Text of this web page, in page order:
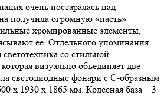
очень постаралась над
получила огромную «пасть»
хромированные элементы,
ее. Отдельного упоминания
со стильной
визуально объединяет две
светодиодные фонари с С-образным
х 1930 х 1865 мм. Колесная база – 3